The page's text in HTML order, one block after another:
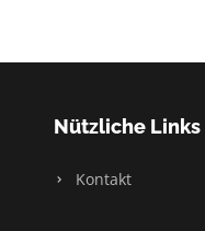
Nützliche Links
Kontakt